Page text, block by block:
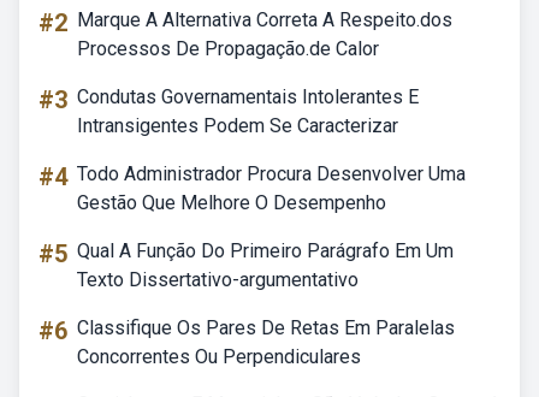
#2 Marque A Alternativa Correta A Respeito.dos
Processos De Propagação.de Calor
#3 Condutas Governamentais Intolerantes E
Intransigentes Podem Se Caracterizar
#4 Todo Administrador Procura Desenvolver Uma
Gestão Que Melhore O Desempenho
#5 Qual A Função Do Primeiro Parágrafo Em Um
Texto Dissertativo-argumentativo
#6 Classifique Os Pares De Retas Em Paralelas
Concorrentes Ou Perpendiculares